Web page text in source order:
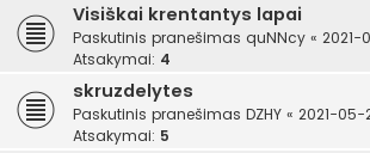
Visiškai krentantys lapai
Paskutinis pranešimas quNNcy « 2021-
Atsakymai: 4
skruzdelytes
Paskutinis pranešimas DZHY « 2021-05-
Atsakymai: 5